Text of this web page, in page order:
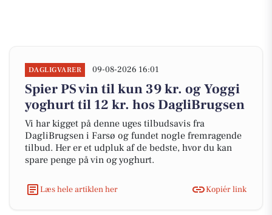
DAGLIGVARER 09-08-2026 16:01
Spier PS vin til kun 39 kr. og Yoggi
yoghurt til 12 kr. hos DagliBrugsen
Vi har kigget på denne uges tilbudsavis fra
DagliBrugsen i Farsø og fundet nogle fremragende
tilbud. Her er et udpluk af de bedste, hvor du kan
spare penge på vin og yoghurt.
Læs hele artiklen her Kopiér link